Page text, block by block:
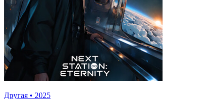
Другая • 2025